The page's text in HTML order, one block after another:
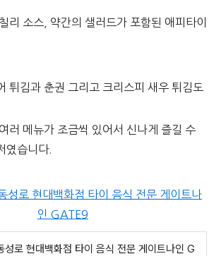
리 소스, 약간의 샐러드가 포함된 애피타이
튀김과 춘권 그리고 크리스피 새우 튀김도
러 메뉴가 조금씩 있어서 신나게 즐길 수
였습니다.
로 현대백화점 타이 음식 전문 게이트나
인 GATE9
성로 현대백화점 타이 음식 전문 게이트나인 G